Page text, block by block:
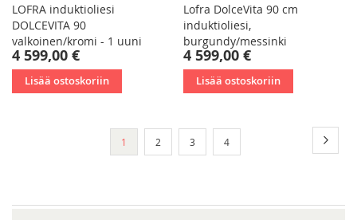
LOFRA induktioliesi
DOLCEVITA 90
valkoinen/kromi - 1 uuni
4 599,00 €
Lisää ostoskoriin
Lofra DolceVita 90 cm
induktioliesi,
burgundy/messinki
4 599,00 €
Lisää ostoskoriin
Sivu
You're
currently
1 Sivu
2 Sivu
3 Sivu
4